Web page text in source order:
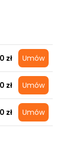
zł Umów
zł Umów
zł Umów